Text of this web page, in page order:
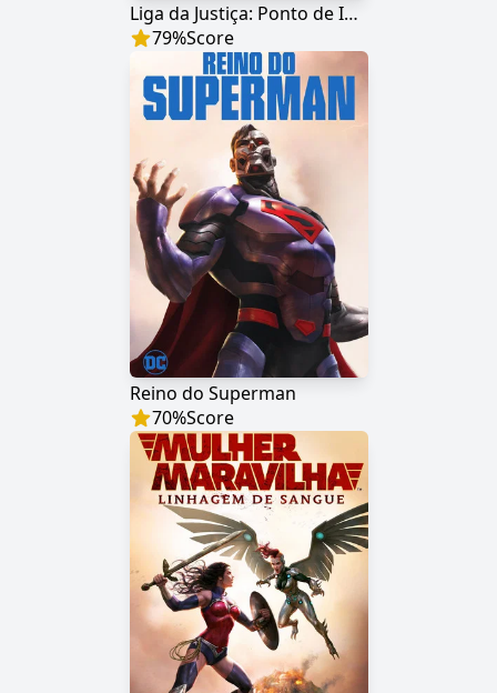
Liga da Justiça: Ponto de Ignição
79%Score
Reino do Superman
70%Score